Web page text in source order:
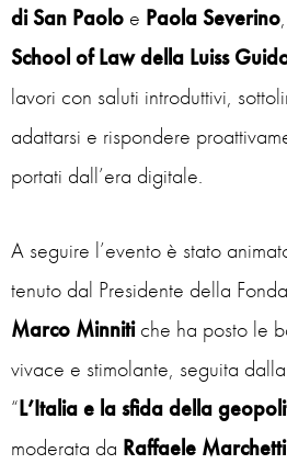
di San Paolo e Paola Severino
School of Law della Luiss
lavori con saluti introduttivi,
adattarsi e rispondere
portati dall’era digitale.
A seguire l’evento è stato
tenuto dal Presidente della
Marco Minnitiche ha posto le
vivace e stimolante, seguita
“L’Italia e la sfida della
moderata da Raffaele Marchetti